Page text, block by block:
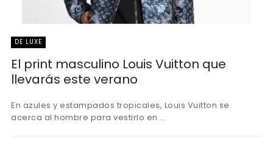
DE LUXE
El print masculino Louis Vuitton que
llevarás este verano
En azules y estampados tropicales, Louis Vuitton se
acerca al hombre para vestirlo en ...